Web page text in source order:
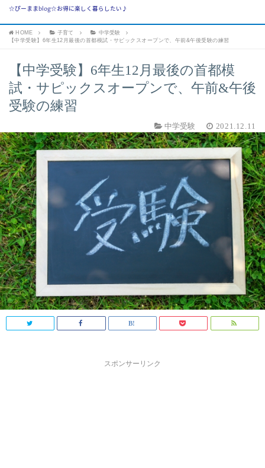
☆ぴーままblog☆お得に楽しく暮らしたい♪
HOME 子育て
中学受験
【中学受験】6年生12月最後の首都模試・サピックスオープンで、午前&午後受験の練習
【中学受験】6年生12月最後の首都模
試・サピックスオープンで、午前&午後
受験の練習
中学受験 2021.12.11
スポンサーリンク